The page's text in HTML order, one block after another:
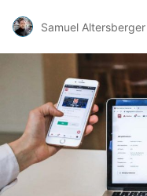
Samuel Altersberger